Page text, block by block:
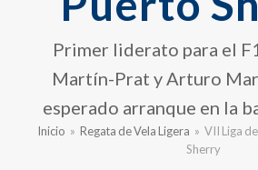
Primer liderato para el
Martín-Prat y Arturo
esperado arranque en la
Inicio » Regata de Vela Ligera » VII Liga
Sherry